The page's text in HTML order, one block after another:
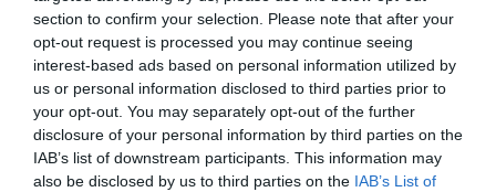
section to confirm your selection. Please note that after your
opt-out request is processed you may continue seeing
interest-based ads based on personal information utilized by
us or personal information disclosed to third parties prior to
your opt-out. You may separately opt-out of the further
disclosure of your personal information by third parties on the
IAB’s list of downstream participants. This information may
also be disclosed by us to third parties on the IAB’s List of
baschet